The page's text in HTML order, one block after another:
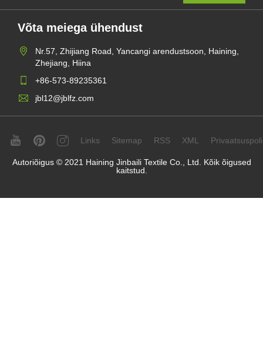
Võta meiega ühendust
Nr.57, Zhijiang Road, Yancangi arendustsoon, Haining,
Zhejiang, Hiina
+86-573-89235361
jbl12@jblfz.com
Links Sitemap RSS XML
Autoriõigus © 2021 Haining Jinbaili Textile Co., Ltd. Kõik õigused
kaitstud.